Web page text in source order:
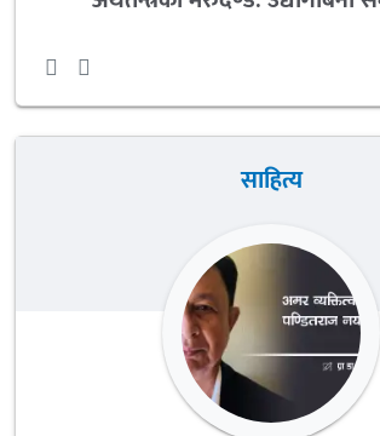
साहित्य